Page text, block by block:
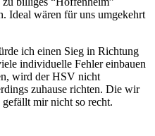
Ideal wären für uns umgekehrt
ich einen Sieg in Richtung
individuelle Fehler einbauen
wird der HSV nicht
zuhause richten. Die wir
mir nicht so recht.